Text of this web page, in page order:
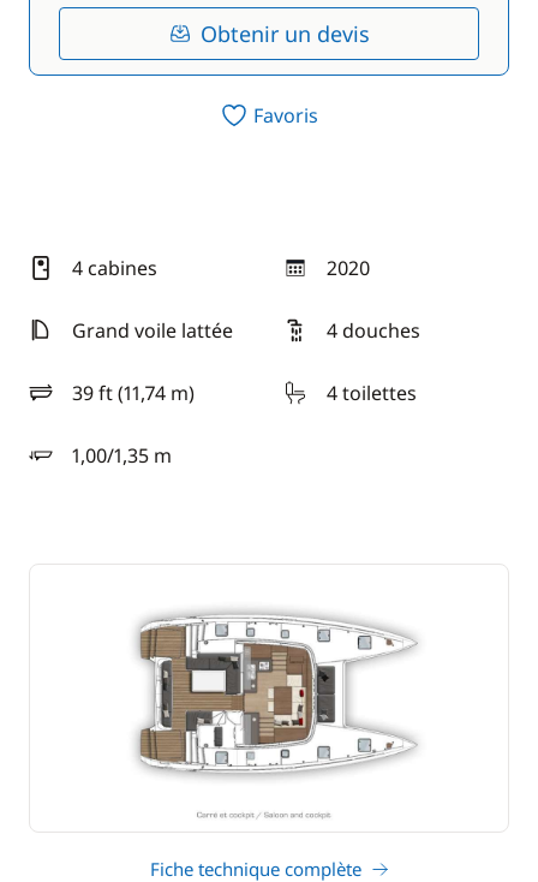
Obtenir un devis
Favoris
4 cabines 2020
année
Grand voile lattée
4 douches
39 ft (11,74 m)
longueur 4 toilettes
1,00/1,35 m
tirant d'eau
Fiche technique complète